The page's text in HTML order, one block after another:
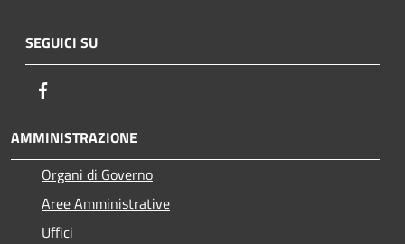
SEGUICI SU
AMMINISTRAZIONE
Organi di Governo
Aree Amministrative
Uffici